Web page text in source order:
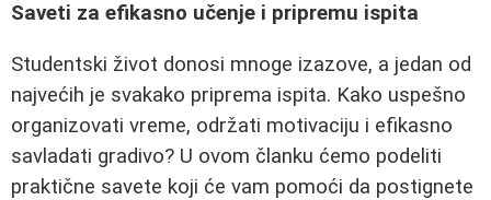
Saveti za efikasno učenje i pripremu ispita
Studentski život donosi mnoge izazove, a jedan od
najvećih je svakako priprema ispita. Kako uspešno
organizovati vreme, održati motivaciju i efikasno
savladati gradivo? U ovom članku ćemo podeliti
praktične savete koji će vam pomoći da postignete